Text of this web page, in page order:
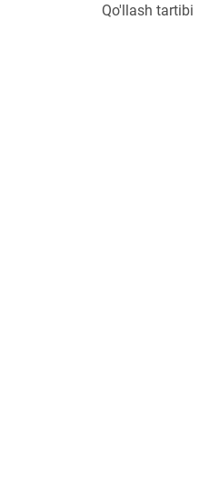
Qo'llash tartibi